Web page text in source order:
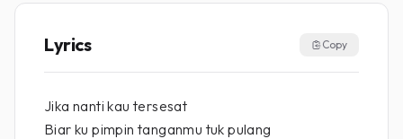
Lyrics Copy
Jika nanti kau tersesat
Biar ku pimpin tanganmu tuk pulang